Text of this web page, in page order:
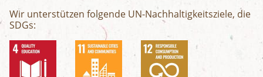
Wir unterstützen folgende UN-Nachhaltigkeitsziele, die
SDGs: